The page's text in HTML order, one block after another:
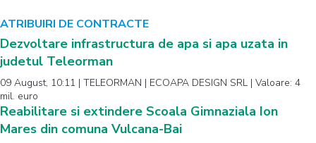
ATRIBUIRI DE CONTRACTE
Dezvoltare infrastructura de apa si apa uzata in
judetul Teleorman
09 August, 10:11 | TELEORMAN | ECOAPA DESIGN SRL | Valoare: 4
mil. euro
Reabilitare si extindere Scoala Gimnaziala Ion
Mares din comuna Vulcana-Bai